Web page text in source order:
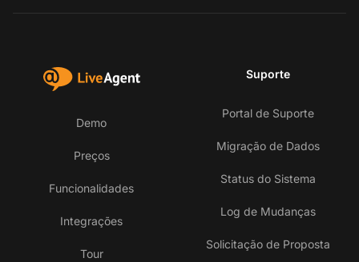
Demo
Preços
Funcionalidades
Integrações
Tour
Suporte
Portal de Suporte
Migração de Dados
Status do Sistema
Log de Mudanças
Solicitação de Proposta